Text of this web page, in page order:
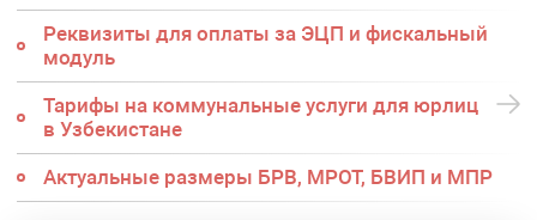
Реквизиты для оплаты за ЭЦП и фискальный
модуль
Тарифы на коммунальные услуги для юрлиц
в Узбекистане
Актуальные размеры БРВ, МРОТ, БВИП и МПР